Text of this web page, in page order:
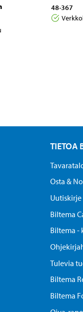
48-367
TIETOA
Osta &
Uutiskirje
Biltema
Biltema -
Tulevia
Biltema
Biltema